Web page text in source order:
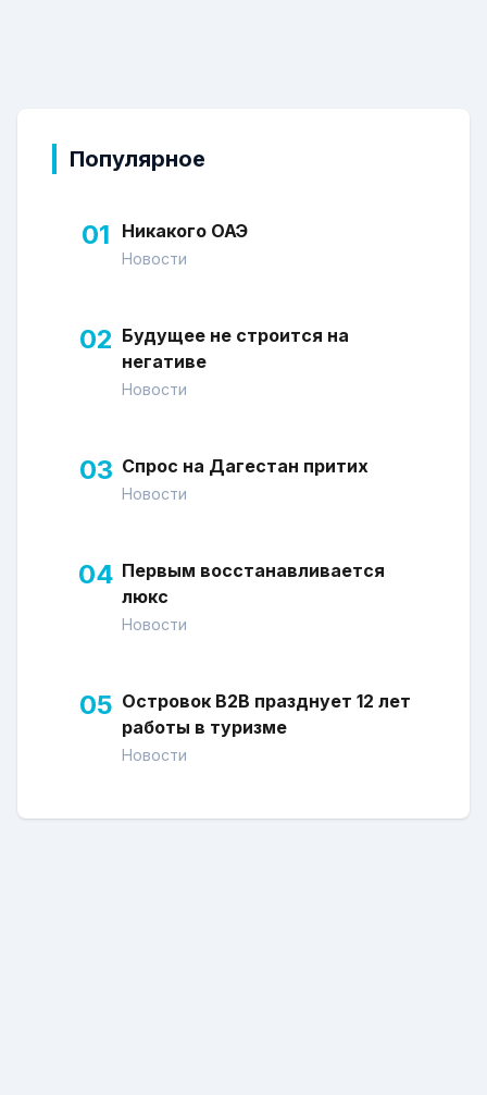
Популярное
01 Никакого ОАЭ
Новости
02 Будущее не строится на
негативе
Новости
03 Спрос на Дагестан притих
Новости
04 Первым восстанавливается
люкс
Новости
05 Островок В2В празднует 12 лет
работы в туризме
Новости